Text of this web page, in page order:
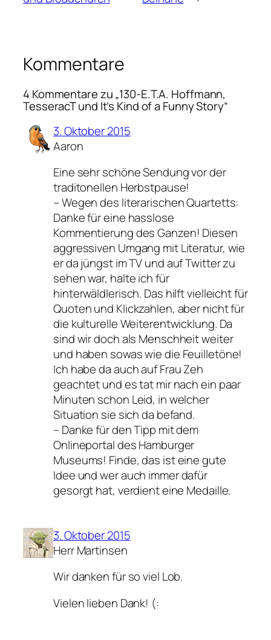
Kommentare
4 Kommentare zu „130-E.T.A. Hoffmann,
TesseracT und It’s Kind of a Funny Story“
3. Oktober 2015
Aaron
Eine sehr schöne Sendung vor der
traditonellen Herbstpause!
– Wegen des literarischen Quartetts:
Danke für eine hasslose
Kommentierung des Ganzen! Diesen
aggressiven Umgang mit Literatur, wie
er da jüngst im TV und auf Twitter zu
sehen war, halte ich für
hinterwäldlerisch. Das hilft vielleicht für
Quoten und Klickzahlen, aber nicht für
die kulturelle Weiterentwicklung. Da
sind wir doch als Menschheit weiter
und haben sowas wie die Feuilletöne!
Ich habe da auch auf Frau Zeh
geachtet und es tat mir nach ein paar
Minuten schon Leid, in welcher
Situation sie sich da befand.
– Danke für den Tipp mit dem
Onlineportal des Hamburger
Museums! Finde, das ist eine gute
Idee und wer auch immer dafür
gesorgt hat, verdient eine Medaille.
3. Oktober 2015
Herr Martinsen
Wir danken für so viel Lob.
Vielen lieben Dank! (: